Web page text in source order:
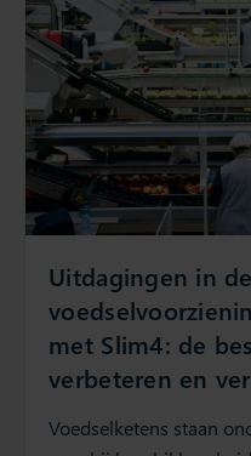
Uitdagingen in de
met Slim4: de
verbeteren en
Voedselketens staan